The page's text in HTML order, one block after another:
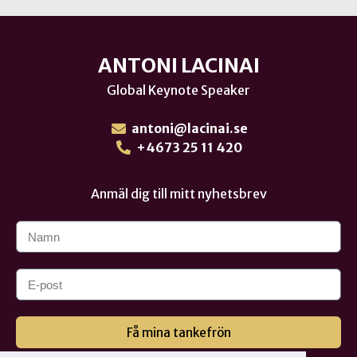
ANTONI LACINAI
Global Keynote Speaker
antoni@lacinai.se
+4673 25 11 420
Anmäl dig till mitt nyhetsbrev
Få mina tankefrön